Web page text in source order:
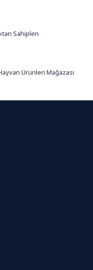
Sahiplen
Ürünleri Mağazası